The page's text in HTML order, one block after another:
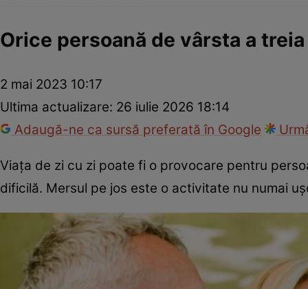
Orice persoană de vârsta a
2 mai 2023 10:17
Ultima actualizare: 26 iulie 2026 18:14
Adaugă-ne ca sursă preferată în Google
Viața de zi cu zi poate fi o provocare pentru
dificilă. Mersul pe jos este o activitate nu numai